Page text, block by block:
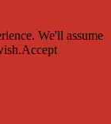
We'll assume
Accept